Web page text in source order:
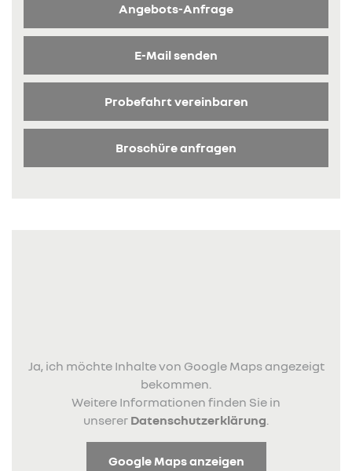
Angebots-Anfrage
E-Mail senden
Probefahrt vereinbaren
Broschüre anfragen
Ja, ich möchte Inhalte von Google Maps angezeigt
bekommen.
Weitere Informationen finden Sie in
unserer Datenschutzerklärung.
Google Maps anzeigen